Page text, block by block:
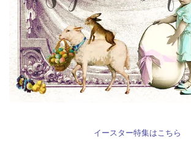
イースター特集はこちら